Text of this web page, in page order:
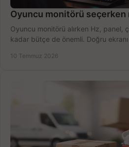
Oyuncu monitörü seçerken
Oyuncu monitörü alırken Hz, panel,
kadar bütçe de önemli. Doğru
10 Temmuz 2026